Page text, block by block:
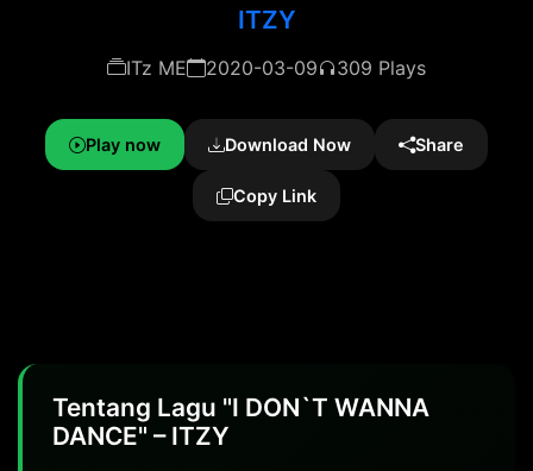
ITZY
ITz ME 2020-03-09 309 Plays
Play now Download Now Share
Copy Link
Tentang Lagu "I DON`T WANNA
DANCE" – ITZY